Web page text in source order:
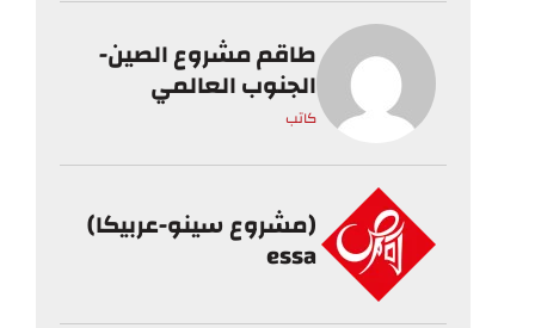
طاقم مشروع الصين-
الجنوب العالمي
كاتب
(مشروع سينو-عربيكا)
essa